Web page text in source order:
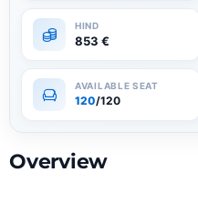
853 €
120/120
Overview